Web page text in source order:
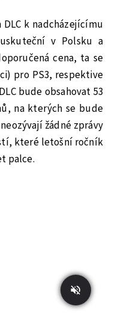
DLC k nadcházejícímu
v Polsku a
cena, ta se
pro PS3, respektive
bude obsahovat 53
na kterých se bude
žádné zprávy
které letošní ročník
palce.